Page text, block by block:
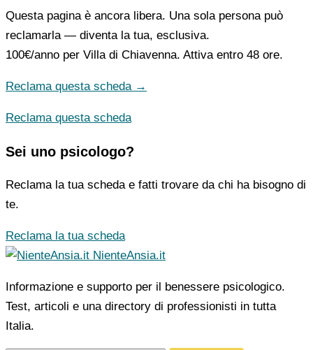
Questa pagina è ancora libera. Una sola persona può
reclamarla — diventa la tua, esclusiva.
100€/anno per Villa di Chiavenna. Attiva entro 48 ore.
Reclama questa scheda →
Reclama questa scheda
Sei uno psicologo?
Reclama la tua scheda e fatti trovare da chi ha bisogno di
te.
Reclama la tua scheda
NienteAnsia.it
Informazione e supporto per il benessere psicologico.
Test, articoli e una directory di professionisti in tutta
Italia.